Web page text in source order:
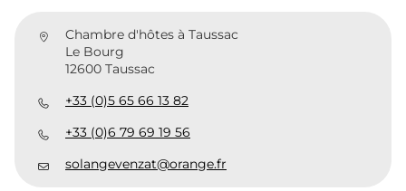
Chambre d'hôtes à Taussac
Le Bourg
12600 Taussac
+33 (0)5 65 66 13 82
+33 (0)6 79 69 19 56
solangevenzat@orange.fr